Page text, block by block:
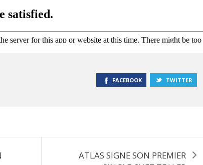
FACEBOOK TWITTER
ATLAS SIGNE SON PREMIER